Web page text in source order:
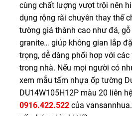
cùng chất lượng vượt trội nên
dụng rộng rãi chuyên thay thế
tường giá thành cao như đá,
granite… giúp không gian lắp
trọng, dễ dàng phối hợp với
trong nhà. Nếu mọi người có
xem mẫu tấm nhựa ốp tường
DU14W105H12P màu 20 liên
0916.422.522 của